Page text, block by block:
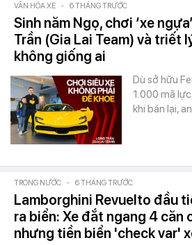
VĂN HÓA XE - 6 THÁNG TRƯỚC
Sinh năm Ngọ, chơi ‘xe
Trần (Gia Lai Team) và triết
không giống ai
Dù sở hữu
1.000 mã
khi bán lại,
TRONG NƯỚC - 6 THÁNG TRƯỚC
Lamborghini Revuelto đầu
ra biển: Xe đắt ngang 4 căn
nhưng tiền biển 'check var'